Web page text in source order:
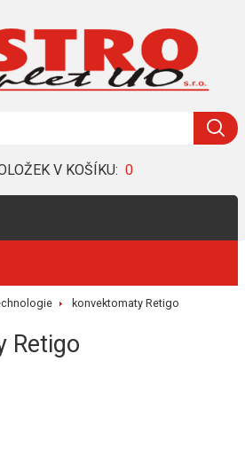
V KOŠÍKU: 0
konvektomaty Retigo
Retigo